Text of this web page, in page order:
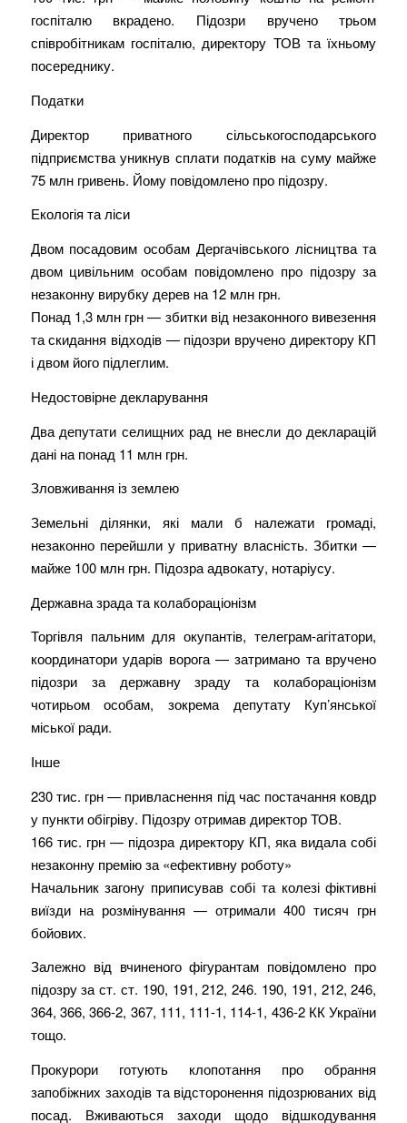
госпіталю вкрадено. Підозри вручено трьом
співробітникам госпіталю, директору ТОВ та їхньому
посереднику.
Податки
Директор приватного сільськогосподарського
підприємства уникнув сплати податків на суму майже
75 млн гривень. Йому повідомлено про підозру.
Екологія та ліси
Двом посадовим особам Дергачівського лісництва та
двом цивільним особам повідомлено про підозру за
незаконну вирубку дерев на 12 млн грн.
Понад 1,3 млн грн — збитки від незаконного вивезення
та скидання відходів — підозри вручено директору КП
і двом його підлеглим.
Недостовірне декларування
Два депутати селищних рад не внесли до декларацій
дані на понад 11 млн грн.
Зловживання із землею
Земельні ділянки, які мали б належати громаді,
незаконно перейшли у приватну власність. Збитки —
майже 100 млн грн. Підозра адвокату, нотаріусу.
Державна зрада та колабораціонізм
Торгівля пальним для окупантів, телеграм-агітатори,
координатори ударів ворога — затримано та вручено
підозри за державну зраду та колабораціонізм
чотирьом особам, зокрема депутату Куп’янської
міської ради.
Інше
230 тис. грн — привласнення під час постачання ковдр
у пункти обігріву. Підозру отримав директор ТОВ.
166 тис. грн — підозра директору КП, яка видала собі
незаконну премію за «ефективну роботу»
Начальник загону приписував собі та колезі фіктивні
виїзди на розмінування — отримали 400 тисяч грн
бойових.
Залежно від вчиненого фігурантам повідомлено про
підозру за ст. ст. 190, 191, 212, 246. 190, 191, 212, 246,
364, 366, 366-2, 367, 111, 111-1, 114-1, 436-2 КК України
тощо.
Прокурори готують клопотання про обрання
запобіжних заходів та відсторонення підозрюваних від
посад. Вживаються заходи щодо відшкодування